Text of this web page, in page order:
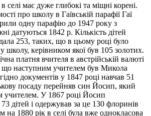
селі має дуже глибокі та міщні корені.
про школу в Гаївській парафії Гаї
одну парафію до 1947 року з
датуються 1842 р. Кількість дітей
253, таких, що в цьому році було
школу, керівником якої був 105 золотих.
платня вчителя в австрійській валюті
що наступним учителем був Микола
документів у 1847 році навчав 51
посаду перейняв син Йосип, який
учителем. У 1867 році Йосип
дітей і одержував за це 130 флоринів
на 1880 pік в селі була вже однокласова